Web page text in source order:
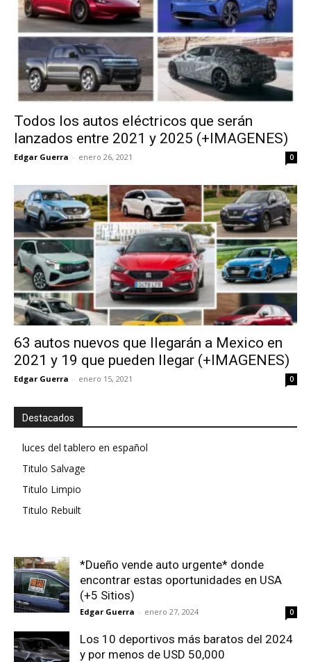
Todos los autos eléctricos que serán
lanzados entre 2021 y 2025 (+IMAGENES)
Edgar Guerra - enero 26, 2021 0
63 autos nuevos que llegarán a Mexico en
2021 y 19 que pueden llegar (+IMAGENES)
Edgar Guerra - enero 15, 2021 0
Destacados
luces del tablero en español
Titulo Salvage
Titulo Limpio
Titulo Rebuilt
*Dueño vende auto urgente* donde
encontrar estas oportunidades en USA
(+5 Sitios)
Edgar Guerra - enero 27, 2024 0
Los 10 deportivos más baratos del 2024
y por menos de USD 50,000